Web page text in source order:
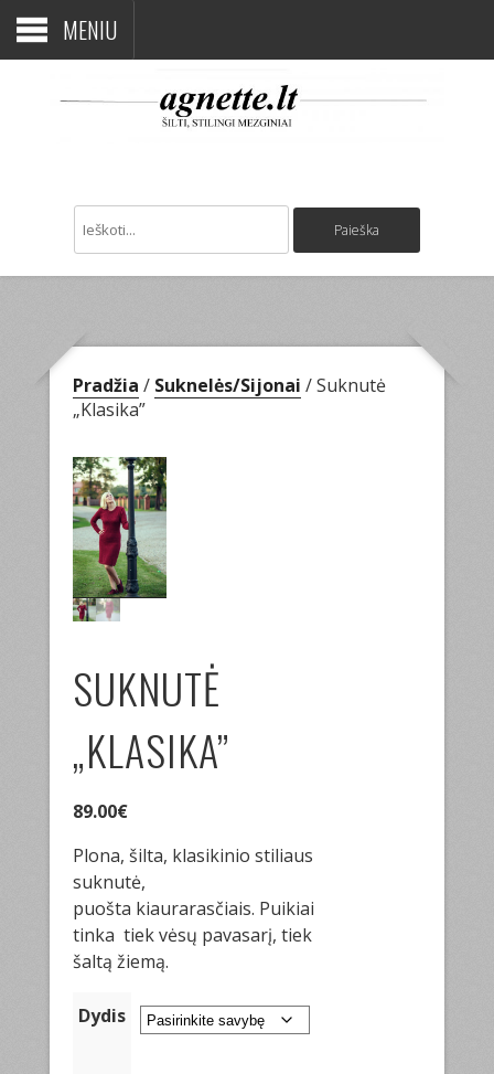
MENIU
Pradžia / Suknelės/Sijonai / Suknutė
„Klasika”
SUKNUTĖ
„KLASIKA”
89.00€
Plona, šilta, klasikinio stiliaus
suknutė,
puošta kiaurarasčiais. Puikiai
tinka tiek vėsų pavasarį, tiek
šaltą žiemą.
Dydis